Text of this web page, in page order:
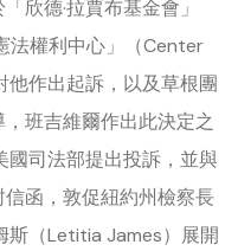
欣德·拉賈布基金會」
法權利中心」（Center
作出起訴，以及草根團
班吉維爾作出此決定之
國司法部提出投訴，並與
信函，敦促紐約州檢察長
斯（Letitia James）展開